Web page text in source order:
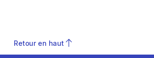
Retour en haut